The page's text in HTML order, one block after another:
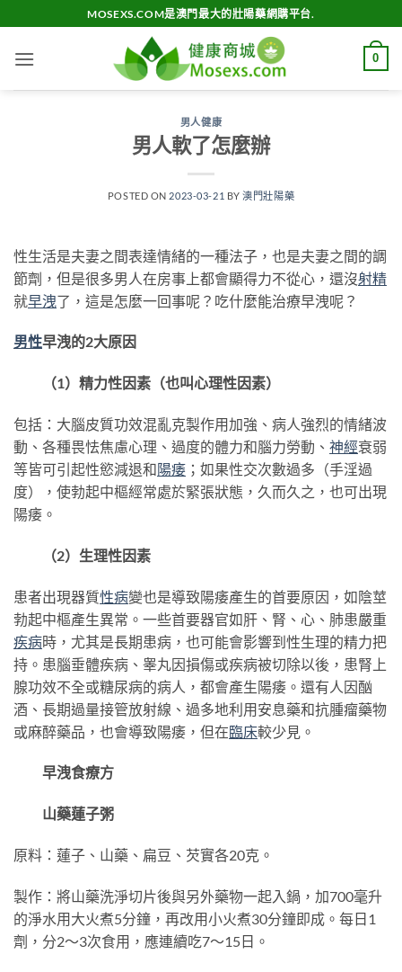
to
content
MOSEXS.COM是澳門最大的壯陽藥網購平台.
0
男人健康
男人軟了怎麼辦
POSTED ON 2023-03-21 BY澳門壯陽藥
性生活是夫妻之間表達情緒的一種法子，也是夫妻之間的調
節劑，但是很多男人在房事上都會顯得力不從心，還沒射精
就早洩了，這是怎麼一回事呢？吃什麼能治療早洩呢？
男性早洩的2大原因
（1）精力性因素（也叫心理性因素）
包括：大腦皮質功效混亂克製作用加強、病人強烈的情緒波
動、各種畏怯焦慮心理、過度的體力和腦力勞動、 神經衰弱
等皆可引起性慾減退和陽痿 ；如果性交次數過多（手淫過
度），使勃起中樞經常處於緊張狀態，久而久之，也可出現
陽痿。
（2）生理性因素
患者出現器質性病變也是導致陽痿產生的首要原因，如陰莖
勃起中樞產生異常。一些首要器官如肝、腎、心、肺患嚴重
疾病時，尤其是長期患病，也可能會影響到性生理的精力把
持。患腦垂體疾病、睾丸因損傷或疾病被切除以後，患腎上
腺功效不全或糖尿病的病人，都會產生陽痿。還有人因酗
酒、長期過量接管放射線、過多地利用安息藥和抗腫瘤藥物
或麻醉藥品，也會導致陽痿，但在臨床較少見。
早洩食療方
山藥蓮子粥
原料：蓮子、山藥、扁豆、芡實各20克。
製作：將山藥洗淨切片後與另外藥物一起入鍋，加700毫升
的淨水用大火煮5分鐘，再改用小火煮30分鐘即成。每日1
劑，分2～3次食用，應連續吃7～15日。